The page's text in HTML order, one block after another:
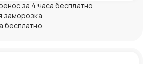
за 4 часа бесплатно
заморозка
бесплатно